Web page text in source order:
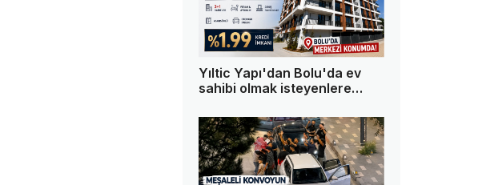
Yıltic Yapı'dan Bolu'da ev
sahibi olmak isteyenlere